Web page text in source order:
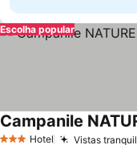
Escolha popular
Hotel Vistas